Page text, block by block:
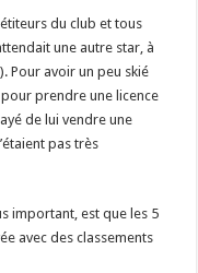
du club et tous
une autre star, à
Pour avoir un peu skié
pour prendre une licence
de lui vendre une
pas très
important, est que les 5
avec des classements